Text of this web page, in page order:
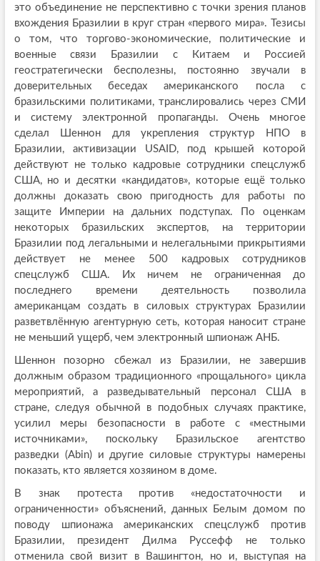
это объединение не перспективно с точки зрения планов
вхождения Бразилии в круг стран «первого мира». Тезисы
о том, что торгово-экономические, политические и
военные связи Бразилии с Китаем и Россией
геостратегически бесполезны, постоянно звучали в
доверительных беседах американского посла с
бразильскими политиками, транслировались через СМИ
и систему электронной пропаганды. Очень многое
сделал Шеннон для укрепления структур НПО в
Бразилии, активизации USAID, под крышей которой
действуют не только кадровые сотрудники спецслужб
США, но и десятки «кандидатов», которые ещё только
должны доказать свою пригодность для работы по
защите Империи на дальних подступах. По оценкам
некоторых бразильских экспертов, на территории
Бразилии под легальными и нелегальными прикрытиями
действует не менее 500 кадровых сотрудников
спецслужб США. Их ничем не ограниченная до
последнего времени деятельность позволила
американцам создать в силовых структурах Бразилии
разветвлённую агентурную сеть, которая наносит стране
не меньший ущерб, чем электронный шпионаж АНБ.
Шеннон позорно сбежал из Бразилии, не завершив
должным образом традиционного «прощального» цикла
мероприятий, а разведывательный персонал США в
стране, следуя обычной в подобных случаях практике,
усилил меры безопасности в работе с «местными
источниками», поскольку Бразильское агентство
разведки (Abin) и другие силовые структуры намерены
показать, кто является хозяином в доме.
В знак протеста против «недостаточности и
ограниченности» объяснений, данных Белым домом по
поводу шпионажа американских спецслужб против
Бразилии, президент Дилма Руссефф не только
отменила свой визит в Вашингтон, но и, выступая на